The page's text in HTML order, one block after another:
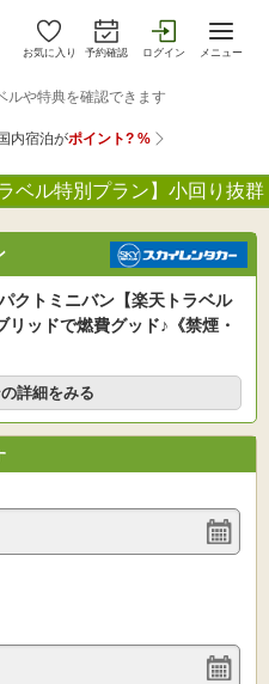
お気に入り 予約確認 ログイン メニュー
ベル特別プラン】小回り抜
トミニバン【楽天トラベル
ッドで燃費グッド♪《禁煙・
詳細をみる